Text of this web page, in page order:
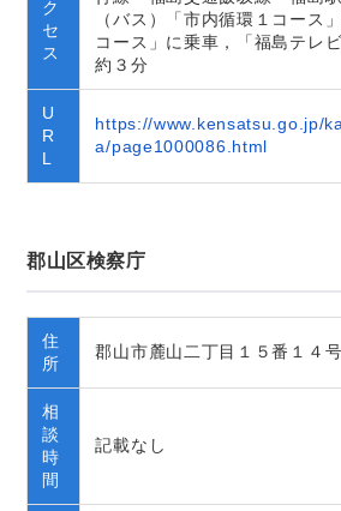
ク
セ
ス
（バス）「市内循環１コース
コース」に乗車，「福島テレ
約３分
U
R
L
https://www.kensatsu.go.jp/
a/page1000086.html
郡山区検察庁
住
所
郡山市麓山二丁目１５番１４号
相
談
時
間
記載なし